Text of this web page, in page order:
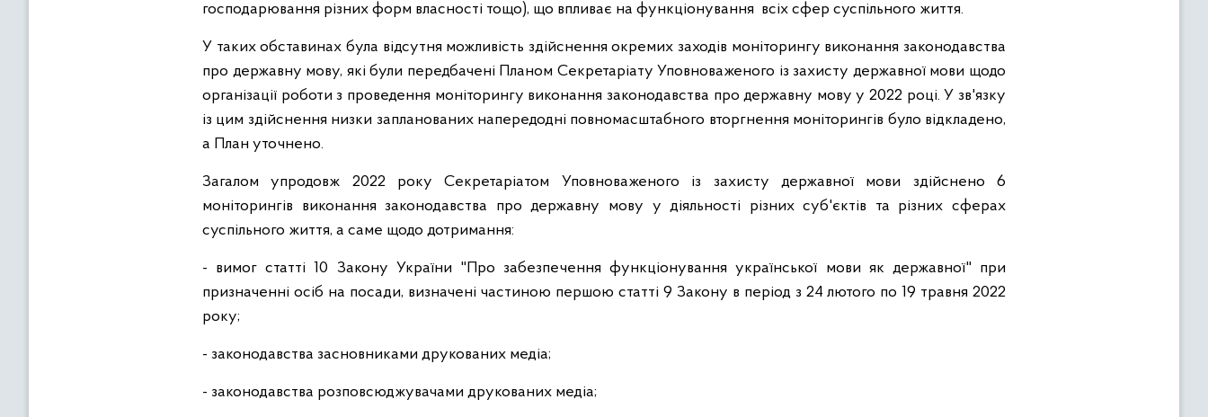
господарювання різних форм власності тощо), що впливає на функціонування всіх сфер суспільного життя.
У таких обставинах була відсутня можливість здійснення окремих заходів моніторингу виконання законодавства
про державну мову, які були передбачені Планом Секретаріату Уповноваженого із захисту державної мови щодо
організації роботи з проведення моніторингу виконання законодавства про державну мову у 2022 році. У зв'язку
із цим здійснення низки запланованих напередодні повномасштабного вторгнення моніторингів було відкладено,
а План уточнено.
Загалом упродовж 2022 року Секретаріатом Уповноваженого із захисту державної мови здійснено 6
моніторингів виконання законодавства про державну мову у діяльності різних суб'єктів та різних сферах
суспільного життя, а саме щодо дотримання:
- вимог статті 10 Закону України "Про забезпечення функціонування української мови як державної" при
призначенні осіб на посади, визначені частиною першою статті 9 Закону в період з 24 лютого по 19 травня 2022
року;
- законодавства засновниками друкованих медіа;
- законодавства розповсюджувачами друкованих медіа;